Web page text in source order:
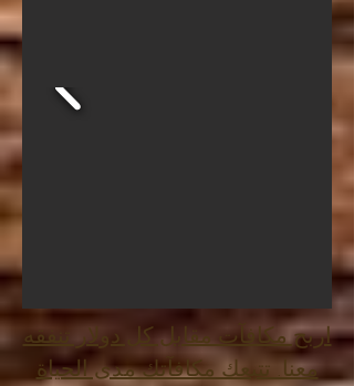
اربح مكافآت مقابل كل دولار تنفقه
معنا. تتبعك مكافآتك مدى الحياة